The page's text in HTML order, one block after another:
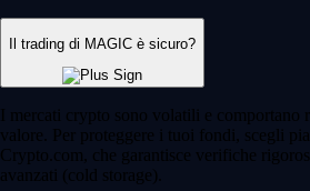
Il trading di MAGIC è sicuro?
I mercati crypto sono volatili e comportano
valore. Per proteggere i tuoi fondi, scegli
Crypto.com, che garantisce verifiche
avanzati (cold storage).